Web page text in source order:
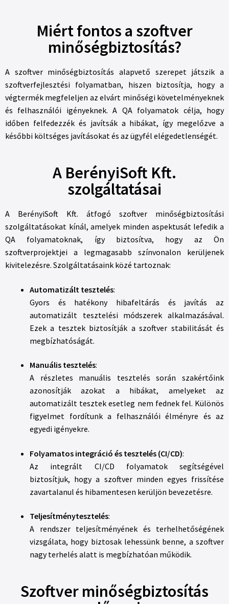
Miért fontos a szoftver
minőségbiztosítás?
A szoftver minőségbiztosítás alapvető szerepet játszik a
szoftverfejlesztési folyamatban, hiszen biztosítja, hogy a
végtermék megfeleljen az elvárt minőségi követelményeknek
és felhasználói igényeknek. A QA folyamatok célja, hogy
időben felfedezzék és javítsák a hibákat, így megelőzve a
későbbi költséges javításokat és az ügyfél elégedetlenségét.
A BerényiSoft Kft.
szolgáltatásai
A BerényiSoft Kft. átfogó szoftver minőségbiztosítási
szolgáltatásokat kínál, amelyek minden aspektusát lefedik a
QA folyamatoknak, így biztosítva, hogy az Ön
szoftverprojektjei a legmagasabb színvonalon kerüljenek
kivitelezésre. Szolgáltatásaink közé tartoznak:
Automatizált tesztelés:
Gyors és hatékony hibafeltárás és javítás az
automatizált tesztelési módszerek alkalmazásával.
Ezek a tesztek biztosítják a szoftver stabilitását és
megbízhatóságát.
Manuális tesztelés:
A részletes manuális tesztelés során szakértőink
azonosítják azokat a hibákat, amelyeket az
automatizált tesztek esetleg nem fednek fel. Különös
figyelmet fordítunk a felhasználói élményre és az
egyedi igényekre.
Folyamatos integráció és tesztelés (CI/CD):
Az integrált CI/CD folyamatok segítségével
biztosítjuk, hogy a szoftver minden egyes frissítése
zavartalanul és hibamentesen kerüljön bevezetésre.
Teljesítménytesztelés:
A rendszer teljesítményének és terhelhetőségének
vizsgálata, hogy biztosak lehessünk benne, a szoftver
nagy terhelés alatt is megbízhatóan működik.
Szoftver minőségbiztosítás